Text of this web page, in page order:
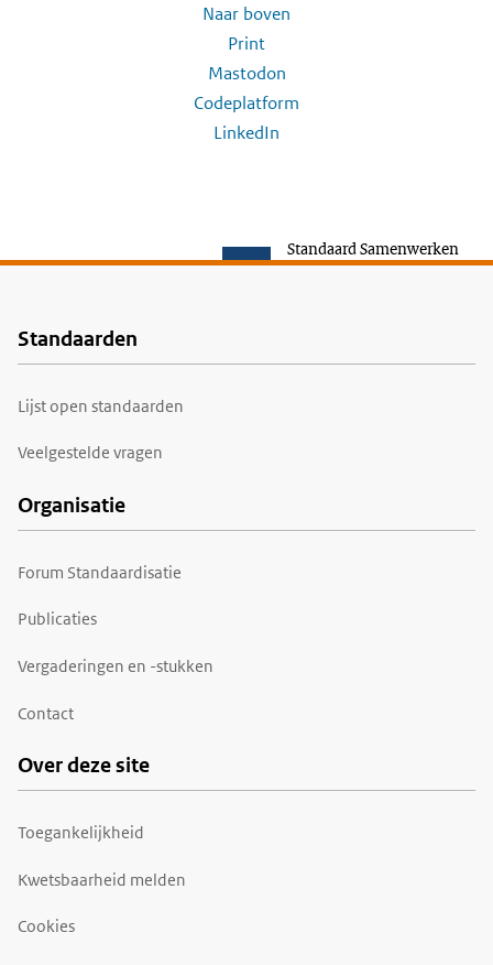
Naar boven
Print
Mastodon
Codeplatform
LinkedIn
Standaard Samenwerken
Voet
Standaarden
Lijst open standaarden
Veelgestelde vragen
Organisatie
Forum Standaardisatie
Publicaties
Vergaderingen en -stukken
Contact
Over deze site
Toegankelijkheid
Kwetsbaarheid melden
Cookies